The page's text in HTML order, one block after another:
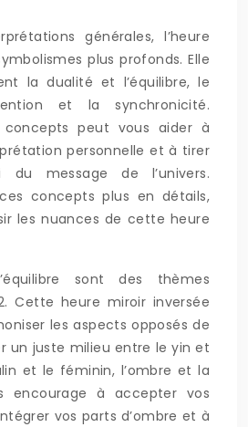
générales, l’heure
plus profonds. Elle
la dualité et l’équilibre, le
et la synchronicité.
concepts peut vous aider à
personnelle et à tirer
message de l’univers.
concepts plus en détails,
les nuances de cette heure
sont des thèmes
Cette heure miroir inversée
les aspects opposés de
un juste milieu entre le yin et
et le féminin, l’ombre et la
encourage à accepter vos
vos parts d’ombre et à